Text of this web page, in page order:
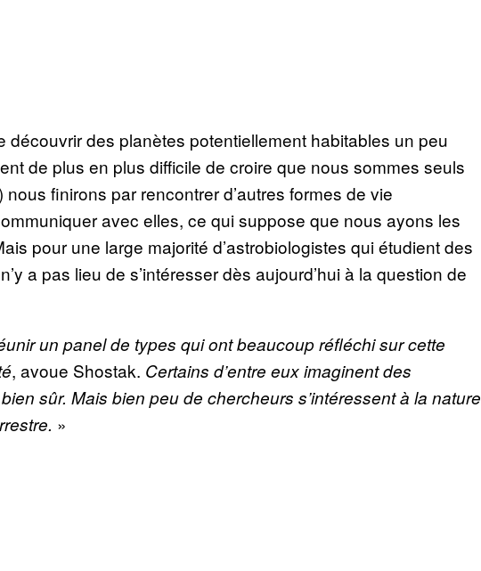
des planètes potentiellement habitables un peu
de plus en plus difficile de croire que nous sommes seuls
finirons par rencontrer d’autres formes de vie
avec elles, ce qui suppose que nous ayons les
pour une large majorité d’astrobiologistes qui étudient des
a pas lieu de s’intéresser dès aujourd’hui à la question de
un panel de types qui ont beaucoup réfléchi sur cette
, avoue Shostak. Certains d’entre eux imaginent des
sûr. Mais bien peu de chercheurs s’intéressent à la nature
»